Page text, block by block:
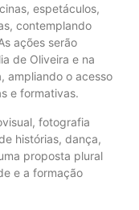
espetáculos,
contemplando
ações serão
de Oliveira e na
ampliando o acesso
e formativas.
fotografia
histórias, dança,
proposta plural
e a formação